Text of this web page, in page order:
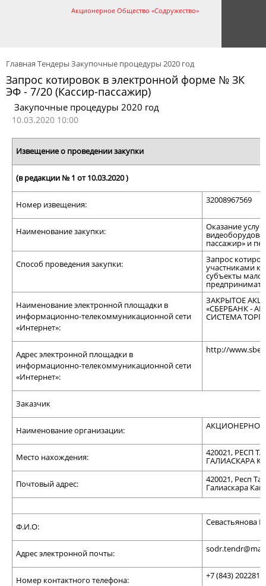
Акционерное Общество «Содружество»
Главная Тендеры Закупочные процедуры 2020 год
Запрос котировок в электронной форме № ЗК
ЭФ - 7/20 (Кассир-пассажир)
Закупочные процедуры 2020 год
10.03.2020 10:00
Извещение о проведении закупки
(в редакции № 1 от 10.03.2020 )
Номер извещения: 32008967569
Наименование закупки: Оказание
пассажир» и
Способ проведения закупки:
Запрос
участниками
субъекты
Наименование электронной площадки в
информационно-телекоммуникационной сети
«Интернет»:
ЗАКРЫТОЕ
«СБЕРБАНК -
СИСТЕМА
Адрес электронной площадки в
информационно-телекоммуникационной сети
«Интернет»:
http://
Заказчик
Наименование организации: АКЦИОНЕРНОЕ
Место нахождения: 420021, РЕСП
ГАЛИАСКАРА
Почтовый адрес: 420021, Респ
Галиаскара
Ф.И.О: Севастьянова
Адрес электронной почты:
Номер контактного телефона: +7 (843) 2022818